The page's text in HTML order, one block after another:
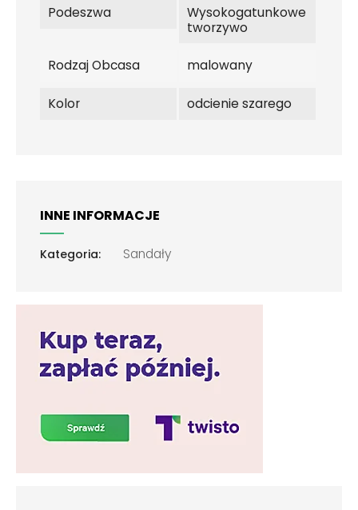
Podeszwa
Wysokogatunkowe
tworzywo
Rodzaj Obcasa malowany
Kolor odcienie szarego
INNE INFORMACJE
Kategoria: Sandały